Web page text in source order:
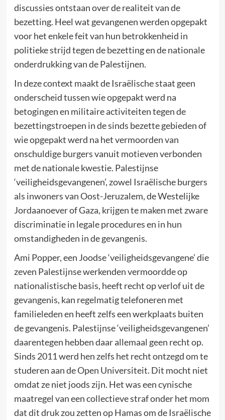
discussies ontstaan over de realiteit van de
bezetting. Heel wat gevangenen werden opgepakt
voor het enkele feit van hun betrokkenheid in
politieke strijd tegen de bezetting en de nationale
onderdrukking van de Palestijnen.
In deze context maakt de Israëlische staat geen
onderscheid tussen wie opgepakt werd na
betogingen en militaire activiteiten tegen de
bezettingstroepen in de sinds bezette gebieden of
wie opgepakt werd na het vermoorden van
onschuldige burgers vanuit motieven verbonden
met de nationale kwestie. Palestijnse
‘veiligheidsgevangenen’, zowel Israëlische burgers
als inwoners van Oost-Jeruzalem, de Westelijke
Jordaanoever of Gaza, krijgen te maken met zware
discriminatie in legale procedures en in hun
omstandigheden in de gevangenis.
Ami Popper, een Joodse ‘veiligheidsgevangene’ die
zeven Palestijnse werkenden vermoordde op
nationalistische basis, heeft recht op verlof uit de
gevangenis, kan regelmatig telefoneren met
familieleden en heeft zelfs een werkplaats buiten
de gevangenis. Palestijnse ‘veiligheidsgevangenen’
daarentegen hebben daar allemaal geen recht op.
Sinds 2011 werd hen zelfs het recht ontzegd om te
studeren aan de Open Universiteit. Dit mocht niet
omdat ze niet joods zijn. Het was een cynische
maatregel van een collectieve straf onder het mom
dat dit druk zou zetten op Hamas om de Israëlische